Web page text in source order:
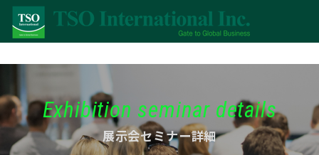
Exhibition seminar details
展示会セミナー詳細